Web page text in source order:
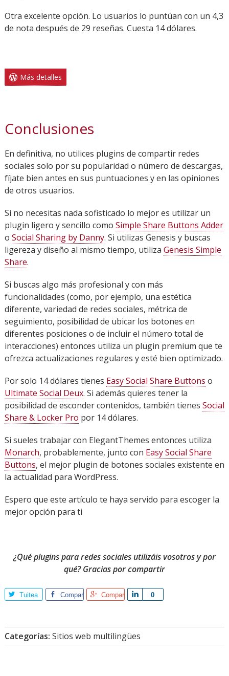
Otra excelente opción. Lo usuarios lo puntúan con un 4,3
de nota después de 29 reseñas. Cuesta 14 dólares.
Más detalles
Conclusiones
En definitiva, no utilices plugins de compartir redes
sociales solo por su popularidad o número de descargas,
fíjate bien antes en sus puntuaciones y en las opiniones
de otros usuarios.
Si no necesitas nada sofisticado lo mejor es utilizar un
plugin ligero y sencillo como Simple Share Buttons Adder
o Social Sharing by Danny. Si utilizas Genesis y buscas
ligereza y diseño al mismo tiempo, utiliza Genesis Simple
Share.
Si buscas algo más profesional y con más
funcionalidades (como, por ejemplo, una estética
diferente, variedad de redes sociales, métrica de
seguimiento, posibilidad de ubicar los botones en
diferentes posiciones o de incluir el número total de
interacciones) entonces utiliza un plugin premium que te
ofrezca actualizaciones regulares y esté bien optimizado.
Por solo 14 dólares tienes Easy Social Share Buttons o
Ultimate Social Deux. Si además quieres tener la
posibilidad de esconder contenidos, también tienes Social
Share & Locker Pro por 14 dólares.
Si sueles trabajar con ElegantThemes entonces utiliza
Monarch, probablemente, junto con Easy Social Share
Buttons, el mejor plugin de botones sociales existente en
la actualidad para WordPress.
Espero que este artículo te haya servido para escoger la
mejor opción para ti
¿Qué plugins para redes sociales utilizáis vosotros y por
qué? Gracias por compartir
Tuitea Comparte Comparte 0
Comparte
Categorías: Sitios web multilingües